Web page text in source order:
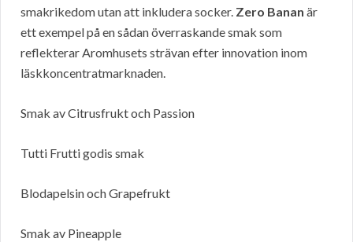
smakrikedom utan att inkludera socker. Zero Banan är
ett exempel på en sådan överraskande smak som
reflekterar Aromhusets strävan efter innovation inom
läskkoncentratmarknaden.
Smak av Citrusfrukt och Passion
Tutti Frutti godis smak
Blodapelsin och Grapefrukt
Smak av Pineapple